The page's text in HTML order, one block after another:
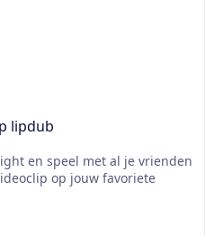
lipdub
en speel met al je vrienden
op jouw favoriete